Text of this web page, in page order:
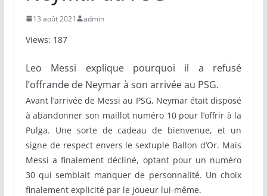
13 août 2021 admin
Views: 187
Leo Messi explique pourquoi il a refusé
l’offrande de Neymar à son arrivée au PSG.
Avant l’arrivée de Messi au PSG, Neymar était disposé
à abandonner son maillot numéro 10 pour l’offrir à la
Pulga. Une sorte de cadeau de bienvenue, et un
signe de respect envers le sextuple Ballon d’Or. Mais
Messi a finalement décliné, optant pour un numéro
30 qui semblait manquer de personnalité. Un choix
finalement explicité par le joueur lui-même.